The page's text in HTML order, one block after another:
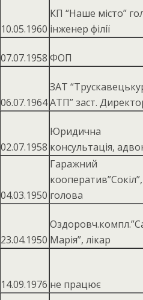
10.05.1960
КП “Наше місто”
інженер філії
07.07.1958 ФОП
06.07.1964
ЗАТ
АТП” заст.
02.07.1958
Юридична
консультація,
04.03.1950
Гаражний
кооператив”Сокіл”,
голова
23.04.1950 Марія”, лікар
14.09.1976 не працює